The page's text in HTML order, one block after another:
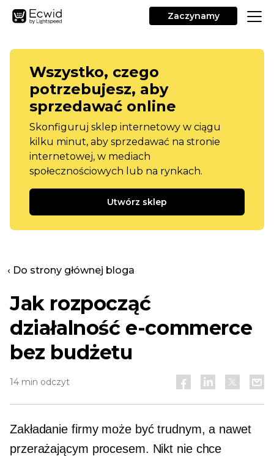
Zaczynamy
Wszystko, czego
potrzebujesz, aby
sprzedawać online
Skonfiguruj sklep internetowy w ciągu
kilku minut, aby sprzedawać na stronie
internetowej, w mediach
społecznościowych lub na rynkach.
Utwórz sklep
‹ Do strony głównej bloga
Jak rozpocząć
działalność e-commerce
bez budżetu
14 min odczyt
Zakładanie firmy może być trudnym, a nawet
przerażającym procesem. Nikt nie chce